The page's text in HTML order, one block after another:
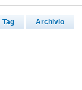
Tag Archivio